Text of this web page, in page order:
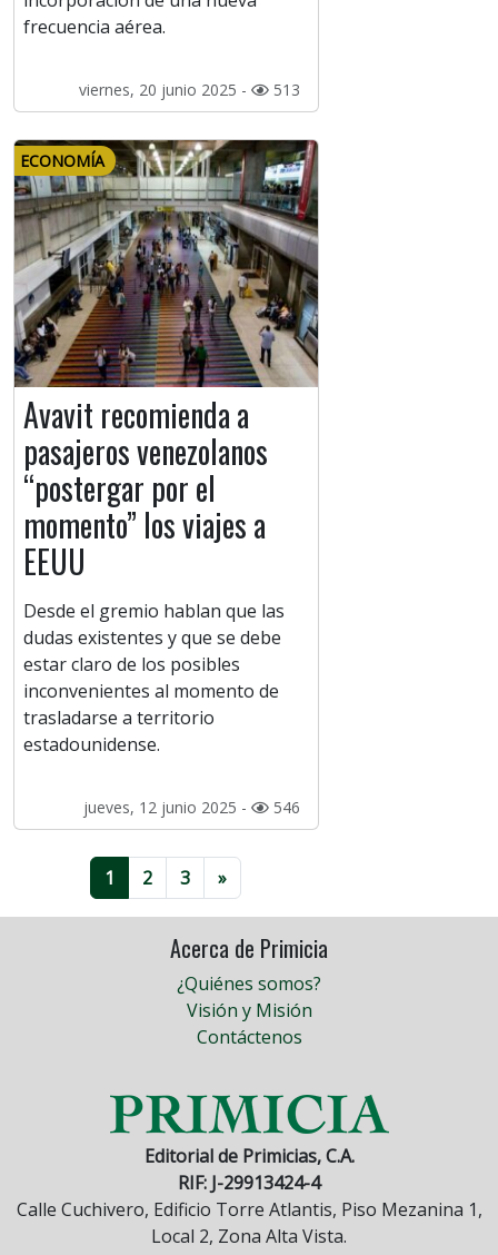
frecuencia aérea.
viernes, 20 junio 2025 - 513
ECONOMÍA
Avavit recomienda a
pasajeros venezolanos
“postergar por el
momento” los viajes a
EEUU
Desde el gremio hablan que las
dudas existentes y que se debe
estar claro de los posibles
inconvenientes al momento de
trasladarse a territorio
estadounidense.
jueves, 12 junio 2025 - 546
1 2 3 »
Acerca de Primicia
¿Quiénes somos?
Visión y Misión
Contáctenos
Editorial de Primicias, C.A.
RIF: J-29913424-4
Calle Cuchivero, Edificio Torre Atlantis, Piso Mezanina 1,
Local 2, Zona Alta Vista.